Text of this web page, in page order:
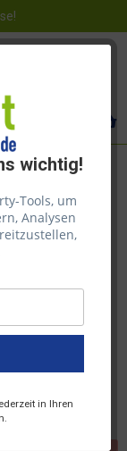
wichtig!
Tools, um
Analysen
in Ihren
/